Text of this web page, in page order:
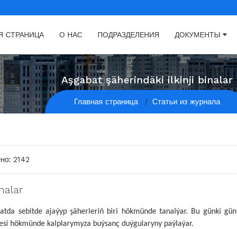
СТРАНИЦА О НАС ПОДРАЗДЕЛЕНИЯ ДОКУМЕНТЫ
Aşgabat şäherindäki ilkinji binalar
Главная страница Статьи из журнала
2142
sebitde ajaýyp şäherleriň biri hökmünde tanalýar. Bu günki gün
hökmünde kalplarymyza buýsanç duýgularyny paýlaýar.